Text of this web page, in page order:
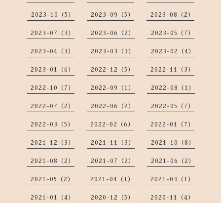
2023-10（5） 2023-09（5） 2023-08（2）
2023-07（3） 2023-06（2） 2023-05（7）
2023-04（3） 2023-03（3） 2023-02（4）
2023-01（6） 2022-12（5） 2022-11（3）
2022-10（7） 2022-09（1） 2022-08（1）
2022-07（2） 2022-06（2） 2022-05（7）
2022-03（5） 2022-02（6） 2022-01（7）
2021-12（3） 2021-11（3） 2021-10（8）
2021-08（2） 2021-07（2） 2021-06（2）
2021-05（2） 2021-04（1） 2021-03（1）
2021-01（4） 2020-12（5） 2020-11（4）